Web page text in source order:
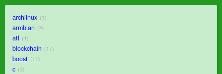
archlinux 1
armbian 4
atl 1
blockchain 17
boost 11
c 3